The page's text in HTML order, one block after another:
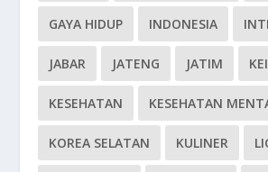
GAYA HIDUP INDONESIA
JABAR JATENG JATIM
KESEHATAN KESEHATAN
KOREA SELATAN KULINER